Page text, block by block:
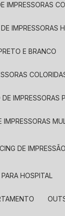
IMPRESSORAS
DE IMPRESSORAS
E BRANCO
DE IMPRESSORAS
IMPRESSORAS
DE IMPRESSÃO
HOSPITAL